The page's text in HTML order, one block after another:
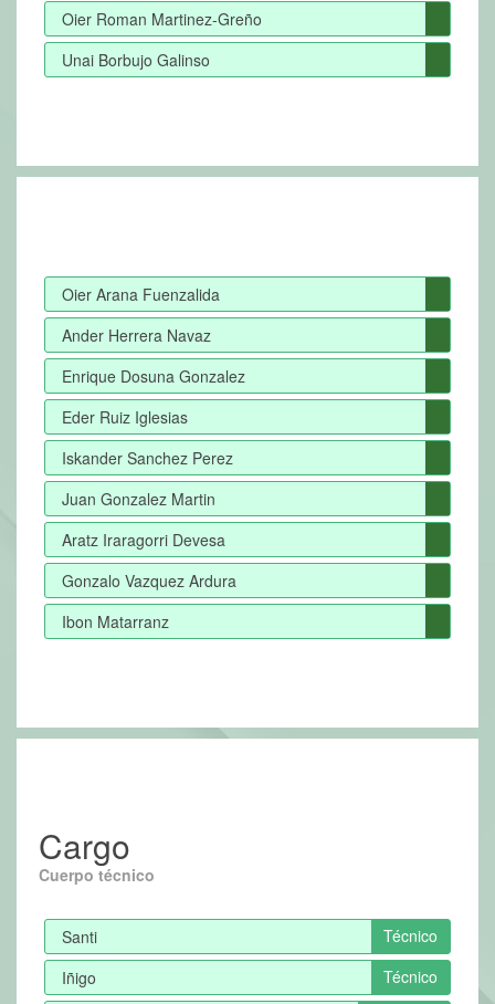
Oier Roman Martinez-Greño
Unai Borbujo Galinso
Oier Arana Fuenzalida
Ander Herrera Navaz
Enrique Dosuna Gonzalez
Eder Ruiz Iglesias
Iskander Sanchez Perez
Juan Gonzalez Martin
Aratz Iraragorri Devesa
Gonzalo Vazquez Ardura
Ibon Matarranz
Cargo
Cuerpo técnico
Santi
Técnico
Iñigo
Técnico